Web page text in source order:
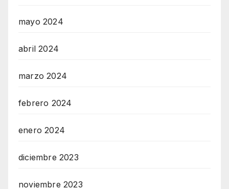
mayo 2024
abril 2024
marzo 2024
febrero 2024
enero 2024
diciembre 2023
noviembre 2023